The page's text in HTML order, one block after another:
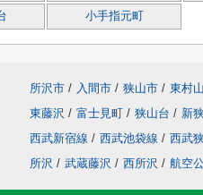
小手指元町
所沢市 / 入間市 / 狭山市 / 東村
東藤沢 / 富士見町 / 狭山台 / 新
西武新宿線 / 西武池袋線 / 西武
所沢 / 武蔵藤沢 / 西所沢 / 航空